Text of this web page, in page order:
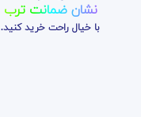
نشان ضمانت ترب
با خیال راحت خرید کنید.